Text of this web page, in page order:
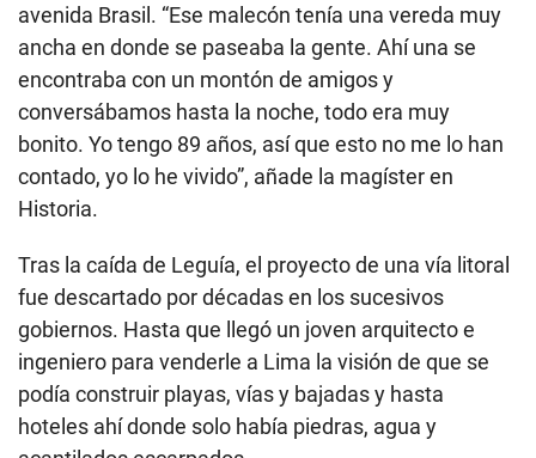
avenida Brasil. “Ese malecón tenía una vereda muy
ancha en donde se paseaba la gente. Ahí una se
encontraba con un montón de amigos y
conversábamos hasta la noche, todo era muy
bonito. Yo tengo 89 años, así que esto no me lo han
contado, yo lo he vivido”, añade la magíster en
Historia.
Tras la caída de Leguía, el proyecto de una vía litoral
fue descartado por décadas en los sucesivos
gobiernos. Hasta que llegó un joven arquitecto e
ingeniero para venderle a Lima la visión de que se
podía construir playas, vías y bajadas y hasta
hoteles ahí donde solo había piedras, agua y